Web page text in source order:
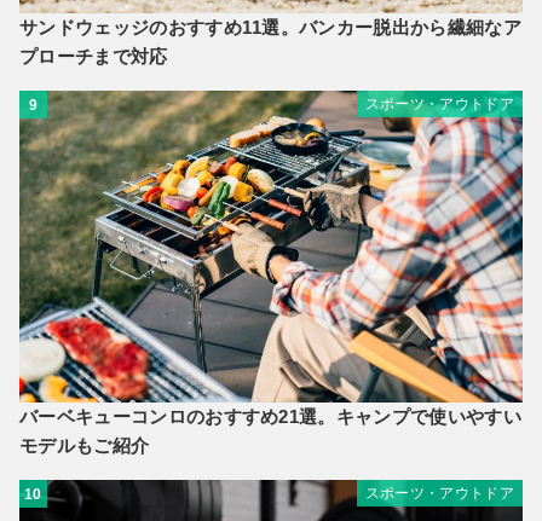
サンドウェッジのおすすめ11選。バンカー脱出から繊細なア
プローチまで対応
9 スポーツ・アウトドア
バーベキューコンロのおすすめ21選。キャンプで使いやすい
モデルもご紹介
10 スポーツ・アウトドア